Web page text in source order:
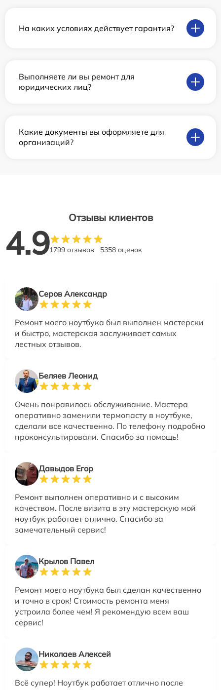
На каких условиях действует гарантия?
Выполняете ли вы ремонт для
юридических лиц?
Какие документы вы оформляете для
организаций?
Отзывы клиентов
4.91799 отзывов 5358 оценок
Серов Александр
Ремонт моего ноутбука был выполнен мастерски
и быстро, мастерская заслуживает самых
лестных отзывов.
Беляев Леонид
Очень понравилось обслуживание. Мастера
оперативно заменили термопасту в ноутбуке,
сделали все качественно. По телефону подробно
проконсультировали. Спасибо за помощь!
Давыдов Егор
Ремонт выполнен оперативно и с высоким
качеством. После визита в эту мастерскую мой
ноутбук работает отлично. Спасибо за
замечательный сервис!
Крылов Павел
Ремонт моего ноутбука был сделан качественно
и точно в срок! Стоимость ремонта меня
устроила более чем! Я рекомендую всем ваш
сервис!
Николаев Алексей
Всё супер! Ноутбук работает отлично после